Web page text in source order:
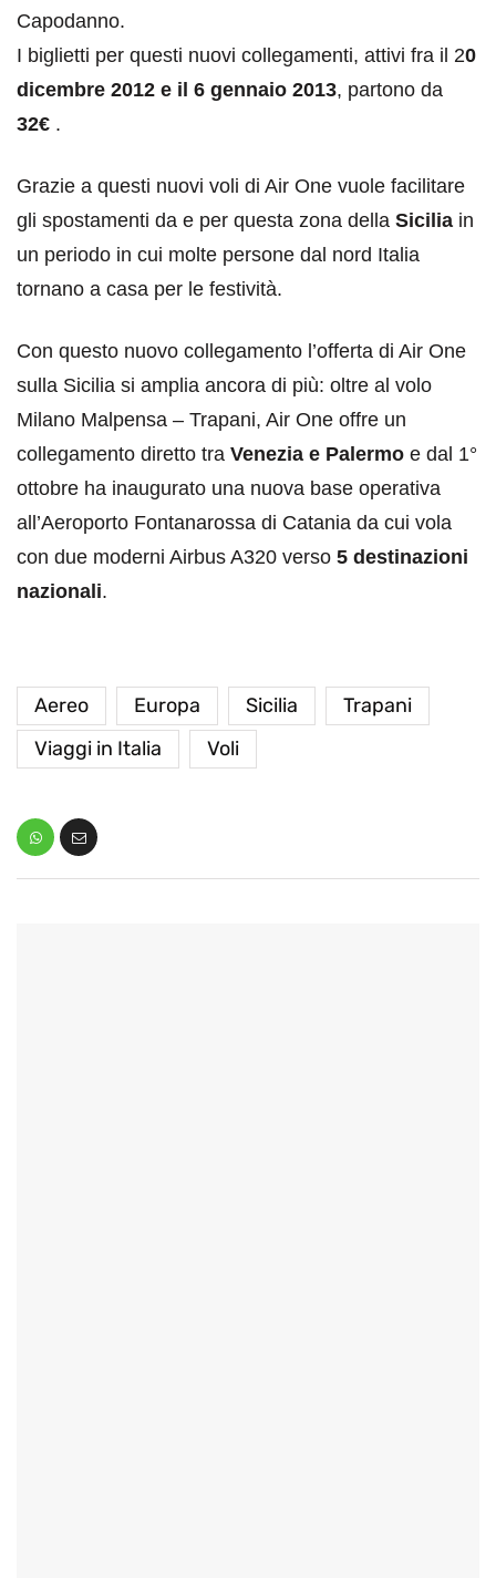
Capodanno.
I biglietti per questi nuovi collegamenti, attivi fra il 20
dicembre 2012 e il 6 gennaio 2013, partono da
32€ .
Grazie a questi nuovi voli di Air One vuole facilitare
gli spostamenti da e per questa zona della Sicilia in
un periodo in cui molte persone dal nord Italia
tornano a casa per le festività.
Con questo nuovo collegamento l’offerta di Air One
sulla Sicilia si amplia ancora di più: oltre al volo
Milano Malpensa – Trapani, Air One offre un
collegamento diretto tra Venezia e Palermo e dal 1°
ottobre ha inaugurato una nuova base operativa
all’Aeroporto Fontanarossa di Catania da cui vola
con due moderni Airbus A320 verso 5 destinazioni
nazionali.
Aereo Europa Sicilia
Trapani
Viaggi in Italia
Voli